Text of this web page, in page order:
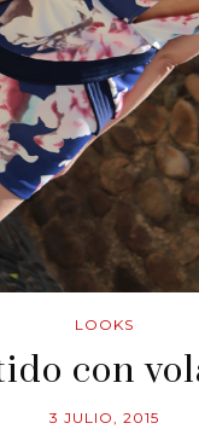
LOOKS
con
3 JULIO, 2015